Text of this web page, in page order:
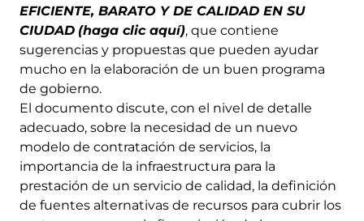
EFICIENTE, BARATO Y DE CALIDAD EN SU
CIUDAD (haga clic aquí), que contiene
sugerencias y propuestas que pueden ayudar
mucho en la elaboración de un buen programa
de gobierno.
El documento discute, con el nivel de detalle
adecuado, sobre la necesidad de un nuevo
modelo de contratación de servicios, la
importancia de la infraestructura para la
prestación de un servicio de calidad, la definición
de fuentes alternativas de recursos para cubrir los